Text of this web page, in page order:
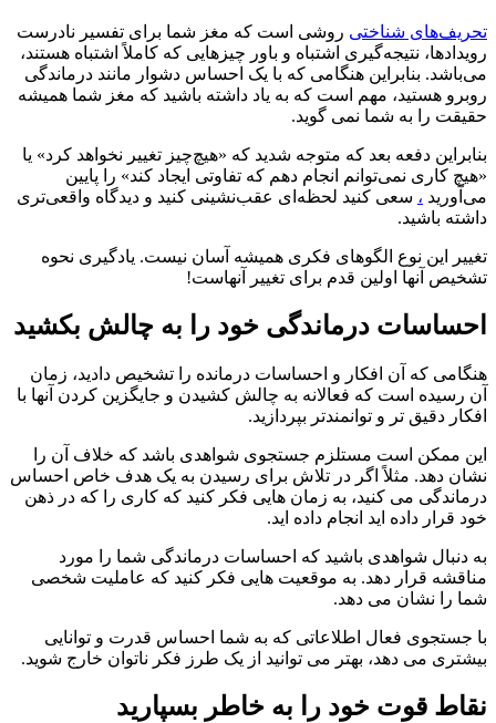
تحریف‌های شناختی روشی است که مغز شما برای تفسیر نادرست
رویدادها، نتیجه‌گیری اشتباه و باور چیزهایی که کاملاً اشتباه هستند،
می‌باشد. بنابراین هنگامی که با یک احساس دشوار مانند درماندگی
روبرو هستید، مهم است که به یاد داشته باشید که مغز شما همیشه
حقیقت را به شما نمی گوید.
بنابراین دفعه بعد که متوجه شدید که «هیچ‌چیز تغییر نخواهد کرد» یا
«هیچ کاری نمی‌توانم انجام دهم که تفاوتی ایجاد کند» را پایین
می‌آورید ، سعی کنید لحظه‌ای عقب‌نشینی کنید و دیدگاه واقعی‌تری
داشته باشید.
تغییر این نوع الگوهای فکری همیشه آسان نیست. یادگیری نحوه
تشخیص آنها اولین قدم برای تغییر آنهاست!
احساسات درماندگی خود را به چالش بکشید
هنگامی که آن افکار و احساسات درمانده را تشخیص دادید، زمان
آن رسیده است که فعالانه به چالش کشیدن و جایگزین کردن آنها با
افکار دقیق تر و توانمندتر بپردازید.
این ممکن است مستلزم جستجوی شواهدی باشد که خلاف آن را
نشان دهد. مثلاً اگر در تلاش برای رسیدن به یک هدف خاص احساس
درماندگی می کنید، به زمان هایی فکر کنید که کاری را که در ذهن
خود قرار داده اید انجام داده اید.
به دنبال شواهدی باشید که احساسات درماندگی شما را مورد
مناقشه قرار دهد. به موقعیت هایی فکر کنید که عاملیت شخصی
شما را نشان می دهد.
با جستجوی فعال اطلاعاتی که به شما احساس قدرت و توانایی
بیشتری می دهد، بهتر می توانید از یک طرز فکر ناتوان خارج شوید.
نقاط قوت خود را به خاطر بسپارید